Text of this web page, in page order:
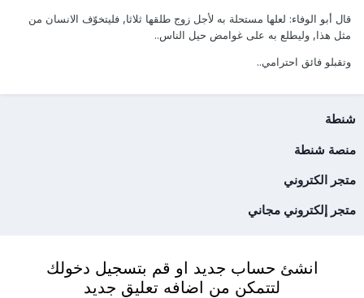
قال أبو الوفاء: لعلها مستحلة به لأجل زوج طلقها ثلاثا, فليتخوّف الانسان من
مثل هذا, وليطلع به على غوامض حيل الناس..
وتقبلو فائق احترامي..
شنطة
منصة شنطة
متجر الكتروني
متجر إلكتروني مجاني
انشئ حساب جديد او قم بتسجيل دخولك
لتتمكن من اضافه تعليق جديد